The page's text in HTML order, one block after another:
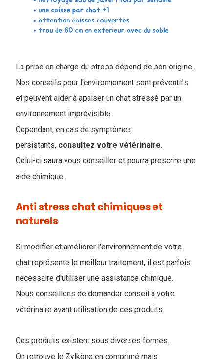
La prise en charge du stress dépend de son origine.
Nos conseils pour l'environnement sont préventifs
et peuvent aider à apaiser un chat stressé par un
environnement imprévisible.
Cependant, en cas de symptômes
persistants, consultez votre vétérinaire.
Celui-ci saura vous conseiller et pourra prescrire une
aide chimique.
Anti stress chat chimiques et
naturels
Si modifier et améliorer l'environnement de votre
chat représente le meilleur traitement, il est parfois
nécessaire d'utiliser une assistance chimique.
Nous conseillons de demander conseil à votre
vétérinaire avant utilisation de ces produits.
Ces produits existent sous diverses formes.
On retrouve le Zylkène en comprimé mais